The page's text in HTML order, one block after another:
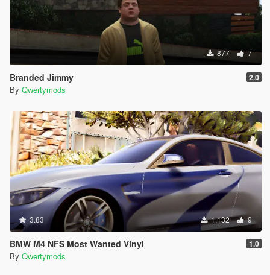
877 7
Branded Jimmy 2.0
By Qwertymods
3.83 1.132 9
BMW M4 NFS Most Wanted Vinyl 1.0
By Qwertymods